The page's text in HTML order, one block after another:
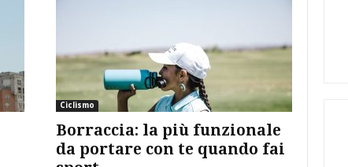
Ciclismo
Borraccia: la più funzionale
da portare con te quando fai